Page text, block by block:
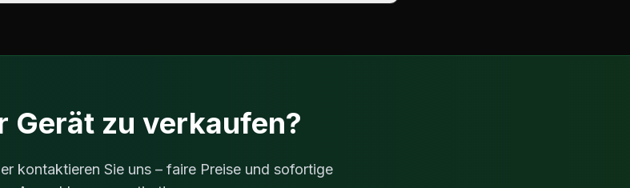
Gerät zu verkaufen?
kontaktieren Sie uns – faire Preise und sofortige